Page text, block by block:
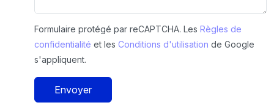
Formulaire protégé par reCAPTCHA. Les Règles de
confidentialité et les Conditions d'utilisation de Google
s'appliquent.
Envoyer